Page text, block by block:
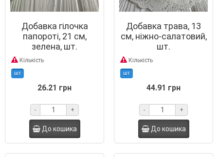
Добавка гілочка
папороті, 21 см,
зелена, шт.
Кількість
шт
26.21 грн
- +
До кошика
Добавка трава, 13
см, ніжно-салатовий,
шт.
Кількість
шт
44.91 грн
- +
До кошика